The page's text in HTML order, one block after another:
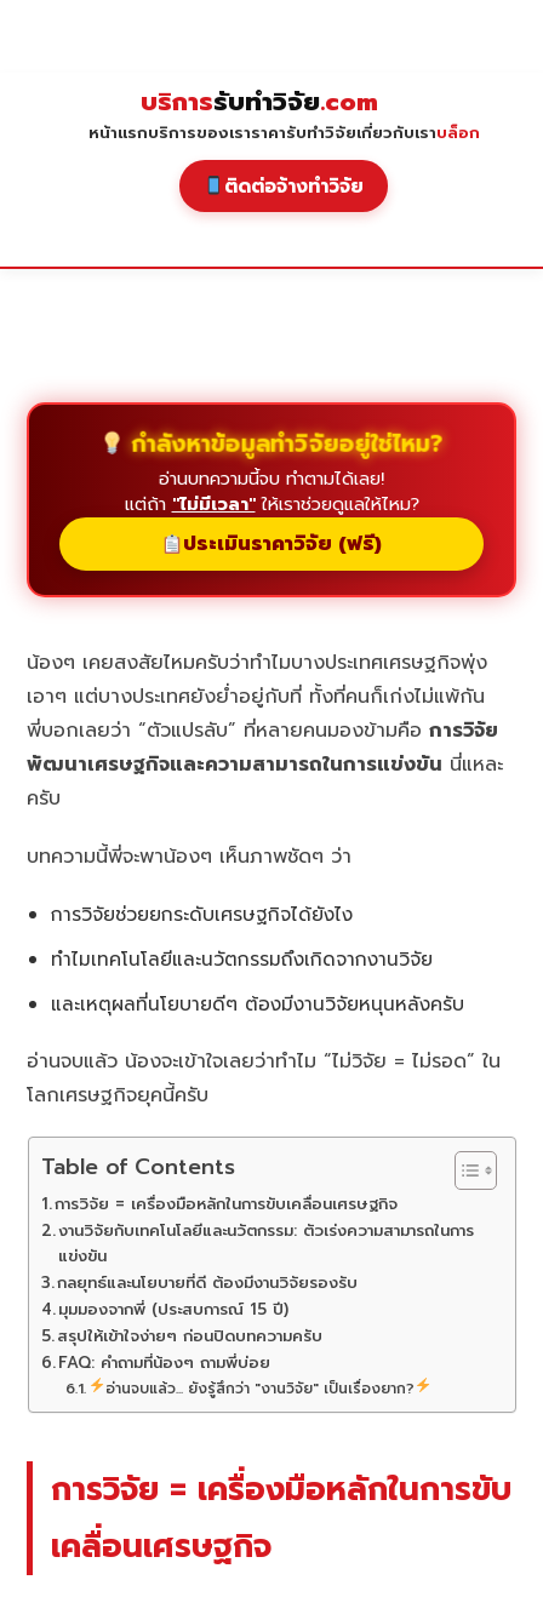
บริการรับทำวิจัย.com
หน้าแรกบริการของเราราคารับทำวิจัยเกี่ยวกับเราบล็อก
ติดต่อจ้างทำวิจัย
กำลังหาข้อมูลทำวิจัยอยู่ใช่ไหม?
อ่านบทความนี้จบ ทำตามได้เลย!
แต่ถ้า "ไม่มีเวลา"ให้เราช่วยดูแลให้ไหม?
ประเมินราคาวิจัย (ฟรี)
น้องๆ เคยสงสัยไหมครับว่าทำไมบางประเทศเศรษฐกิจพุ่ง
เอาๆ แต่บางประเทศยังย่ำอยู่กับที่ ทั้งที่คนก็เก่งไม่แพ้กัน
พี่บอกเลยว่า “ตัวแปรลับ” ที่หลายคนมองข้ามคือการวิจัย
พัฒนาเศรษฐกิจและความสามารถในการแข่งขัน นี่แหละ
ครับ
บทความนี้พี่จะพาน้องๆ เห็นภาพชัดๆ ว่า
การวิจัยช่วยยกระดับเศรษฐกิจได้ยังไง
ทำไมเทคโนโลยีและนวัตกรรมถึงเกิดจากงานวิจัย
และเหตุผลที่นโยบายดีๆ ต้องมีงานวิจัยหนุนหลังครับ
อ่านจบแล้ว น้องจะเข้าใจเลยว่าทำไม “ไม่วิจัย = ไม่รอด” ใน
โลกเศรษฐกิจยุคนี้ครับ
Table of Contents
การวิจัย = เครื่องมือหลักในการขับเคลื่อนเศรษฐกิจ
งานวิจัยกับเทคโนโลยีและนวัตกรรม: ตัวเร่งความสามารถในการ
แข่งขัน
กลยุทธ์และนโยบายที่ดี ต้องมีงานวิจัยรองรับ
มุมมองจากพี่ (ประสบการณ์ 15 ปี)
สรุปให้เข้าใจง่ายๆ ก่อนปิดบทความครับ
FAQ: คำถามที่น้องๆ ถามพี่บ่อย
อ่านจบแล้ว... ยังรู้สึกว่า "งานวิจัย" เป็นเรื่องยาก?
การวิจัย = เครื่องมือหลักในการขับ
เคลื่อนเศรษฐกิจ